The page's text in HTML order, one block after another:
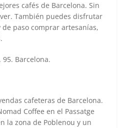
cafés de Barcelona. Sin
También puedes disfrutar
paso comprar artesanías,
95. Barcelona.
cafeteras de Barcelona.
Coffee en el Passatge
la zona de Poblenou y un